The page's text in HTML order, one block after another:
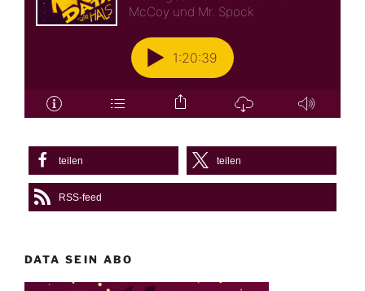
teilen teilen
RSS-feed
DATA SEIN ABO